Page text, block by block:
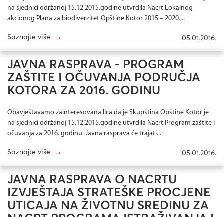
na sjednici održanoj 15.12.2015.godine utvrdila Nacrt Lokalnog
akcionog Plana za biodiverzitet Opštine Kotor 2015 – 2020....
Saznajte više → 05.01.2016.
JAVNA RASPRAVA - PROGRAM
ZAŠTITE I OČUVANJA PODRUČJA
KOTORA ZA 2016. GODINU
Obavještavamo zainteresovana lica da je Skupština Opštine Kotor je
na sjednici održanoj 15.12.2015.godine utvrdila Nacrt Program zaštite i
očuvanja za 2016. godinu. Javna rasprava će trajati...
Saznajte više → 05.01.2016.
JAVNA RASPRAVA O NACRTU
IZVJEŠTAJA STRATEŠKE PROCJENE
UTICAJA NA ŽIVOTNU SREDINU ZA